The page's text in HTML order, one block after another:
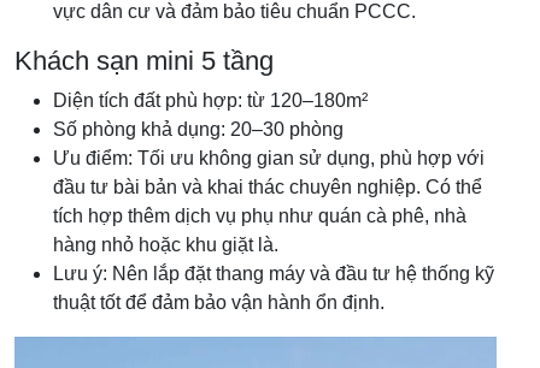
vực dân cư và đảm bảo tiêu chuẩn PCCC.
Khách sạn mini 5 tầng
Diện tích đất phù hợp: từ 120–180m²
Số phòng khả dụng: 20–30 phòng
Ưu điểm: Tối ưu không gian sử dụng, phù hợp với
đầu tư bài bản và khai thác chuyên nghiệp. Có thể
tích hợp thêm dịch vụ phụ như quán cà phê, nhà
hàng nhỏ hoặc khu giặt là.
Lưu ý: Nên lắp đặt thang máy và đầu tư hệ thống kỹ
thuật tốt để đảm bảo vận hành ổn định.